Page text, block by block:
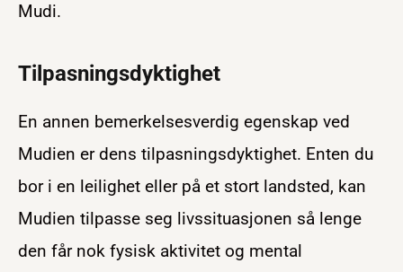
Mudi.
Tilpasningsdyktighet
En annen bemerkelsesverdig egenskap ved
Mudien er dens tilpasningsdyktighet. Enten du
bor i en leilighet eller på et stort landsted, kan
Mudien tilpasse seg livssituasjonen så lenge
den får nok fysisk aktivitet og mental